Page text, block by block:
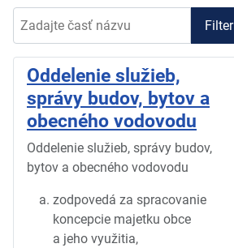
Zadajte časť názvu
Filter
Oddelenie služieb,
správy budov, bytov a
obecného vodovodu
Oddelenie služieb, správy budov,
bytov a obecného vodovodu
zodpovedá za spracovanie
koncepcie majetku obce
a jeho využitia,